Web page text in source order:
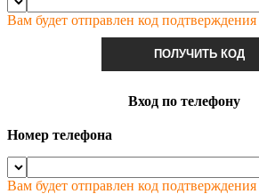
Вам будет отправлен код подтверждения
ПОЛУЧИТЬ КОД
Вход по телефону
Номер телефона
Вам будет отправлен код подтверждения